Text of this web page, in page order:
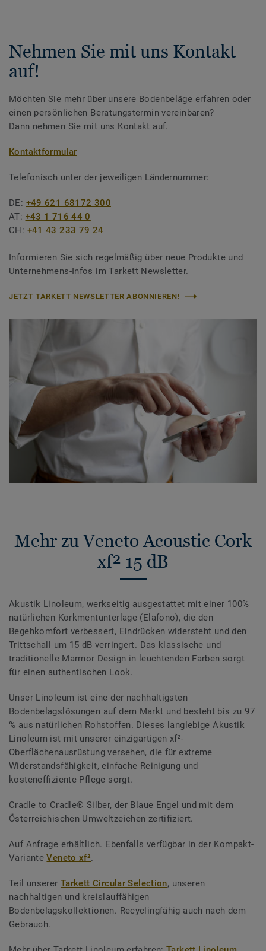
Nehmen Sie mit uns Kontakt
auf!
Möchten Sie mehr über unsere Bodenbeläge erfahren oder
einen persönlichen Beratungstermin vereinbaren?
Dann nehmen Sie mit uns Kontakt auf.
Kontaktformular
Telefonisch unter der jeweiligen Ländernummer:
DE: +49 621 68172 300
AT: +43 1 716 44 0
CH: +41 43 233 79 24
Informieren Sie sich regelmäßig über neue Produkte und
Unternehmens-Infos im Tarkett Newsletter.
JETZT TARKETT NEWSLETTER ABONNIEREN!
Mehr zu Veneto Acoustic Cork
xf² 15 dB
Akustik Linoleum, werkseitig ausgestattet mit einer 100%
natürlichen Korkmentunterlage (Elafono), die den
Begehkomfort verbessert, Eindrücken widersteht und den
Trittschall um 15 dB verringert. Das klassische und
traditionelle Marmor Design in leuchtenden Farben sorgt
für einen authentischen Look.
Unser Linoleum ist eine der nachhaltigsten
Bodenbelagslösungen auf dem Markt und besteht bis zu 97
% aus natürlichen Rohstoffen. Dieses langlebige Akustik
Linoleum ist mit unserer einzigartigen xf²-
Oberflächenausrüstung versehen, die für extreme
Widerstandsfähigkeit, einfache Reinigung und
kosteneffiziente Pflege sorgt.
Cradle to Cradle® Silber, der Blaue Engel und mit dem
Österreichischen Umweltzeichen zertifiziert.
Auf Anfrage erhältlich. Ebenfalls verfügbar in der Kompakt-
VarianteVeneto xf².
Teil unserer Tarkett Circular Selection, unseren
nachhaltigen und kreislauffähigen
Bodenbelagskollektionen. Recyclingfähig auch nach dem
Gebrauch.